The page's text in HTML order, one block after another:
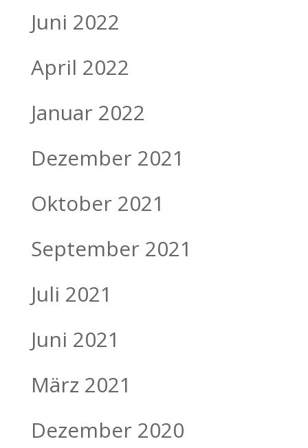
Juni 2022
April 2022
Januar 2022
Dezember 2021
Oktober 2021
September 2021
Juli 2021
Juni 2021
März 2021
Dezember 2020